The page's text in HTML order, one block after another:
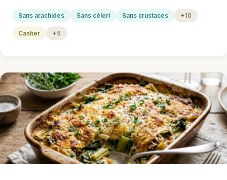
Sans arachides Sans céleri Sans crustacés +10
Casher +5